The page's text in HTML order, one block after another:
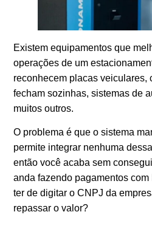
Existem equipamentos que
operações de um
reconhecem placas veiculares,
fecham sozinhas, sistemas de
muitos outros.
O problema é que o sistema
permite integrar nenhuma
então você acaba sem
anda fazendo pagamentos
ter de digitar o CNPJ da
repassar o valor?